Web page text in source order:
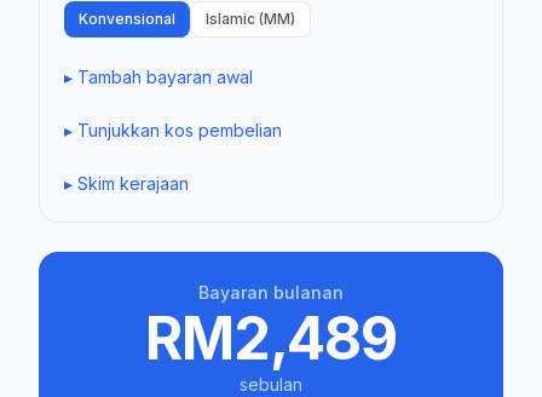
Konvensional Islamic (MM)
▸ Tambah bayaran awal
▸ Tunjukkan kos pembelian
▸ Skim kerajaan
Bayaran bulanan
RM2,489
sebulan